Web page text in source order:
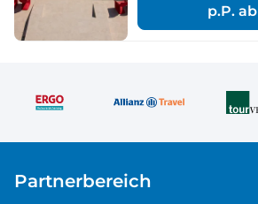
p.P. ab
Partnerbereich